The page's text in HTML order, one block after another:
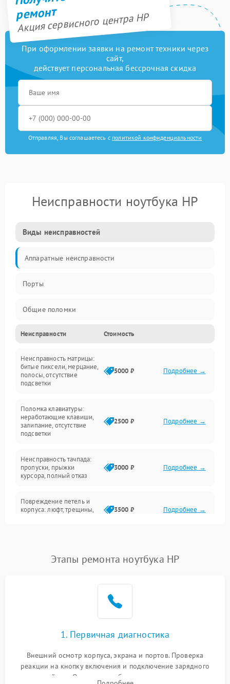
ремонт
Акция сервисного центра HP
При оформлении заявки на ремонт техники через
сайт,
действует персональная бессрочная скидка
Отправляя, Вы соглашаетесь с политикой конфиденциальности
Неисправности ноутбука HP
Виды неисправностей
Аппаратные неисправности
Порты
Общие поломки
Устройства
Программные ошибки
Электрические и системные сбои
Интерфейсные проблемы
Батарея
Сеть и интернет
Неисправности Стоимость
Неисправность матрицы:
битые пиксели, мерцание,
полосы, отсутствие
подсветки
5000 ₽ Подробнее →
Поломка клавиатуры:
неработающие клавиши,
залипание, отсутствие
подсветки
2500 ₽ Подробнее →
Неисправность тачпада:
пропуски, прыжки
курсора, полный отказ
3000 ₽ Подробнее →
Повреждение петель и
корпуса: люфт, трещины,
3500 ₽ Подробнее →
невозможность зарядки,
2500 ₽ Подробнее →
2000 ₽
Перегрев из‑за пыли,
неисправности кулера
Выход из строя SSD или
Этапы ремонта ноутбука HP
1. Первичная диагностика
Внешний осмотр корпуса, экрана и портов. Проверка
реакции на кнопку включения и подключение зарядного
устройства. Оценка потребления тока с помощью